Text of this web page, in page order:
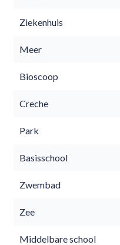
Ziekenhuis
Meer
Bioscoop
Creche
Park
Basisschool
Zwembad
Zee
Middelbare school